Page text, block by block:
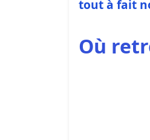
tout à fait
Où